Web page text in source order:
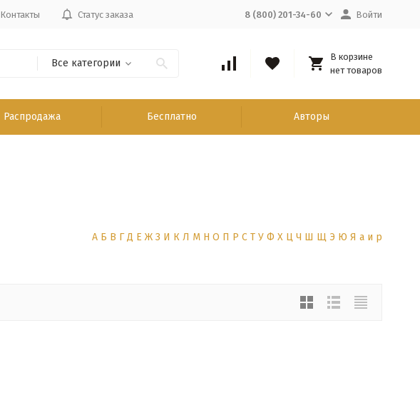
Контакты Статус заказа 8 (800) 201-34-60 Войти
Все категории
В корзине
нет товаров
Распродажа Бесплатно Авторы
А Б В Г Д Е Ж З И К Л М Н О П Р С Т У Ф Х Ц Ч Ш Щ Э Ю Я а и р